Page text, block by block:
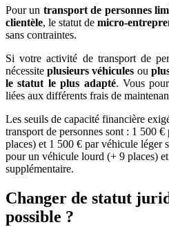
Pour un transport de personnes
clientèle, le statut de micro-
sans contraintes.
Si votre activité de transport de
nécessiteplusieurs véhicules ou
le statut le plus adapté. Vous
liées aux différents frais de
Les seuils de capacité financière
transport de personnes sont : 1 500
places) et 1 500 € par véhicule léger
pour un véhicule lourd (+ 9 places)
supplémentaire.
Changer de statut
possible ?